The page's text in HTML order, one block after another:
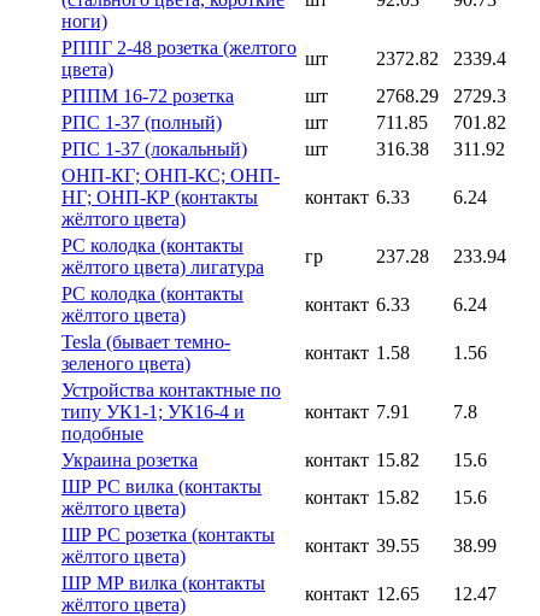
ноги)
РППГ 2-48 розетка (желтого
цвета)
шт 2372.82
2339.4
РППМ 16-72 розетка
шт 2768.29
2729.3
РПС 1-37 (полный)
шт 711.85
701.82
РПС 1-37 (локальный)
шт 316.38
311.92
ОНП-КГ; ОНП-КС; ОНП-
НГ; ОНП-КР (контакты
жёлтого цвета)
контакт 6.33 6.24
РС колодка (контакты
жёлтого цвета) лигатура
гр 237.28
233.94
РС колодка (контакты
жёлтого цвета)
контакт 6.33
6.24
Tesla (бывает темно-
зеленого цвета)
контакт 1.58
1.56
Устройства контактные по
типу УК1-1; УК16-4 и
подобные
контакт 7.91 7.8
Украина розетка контакт 15.82
15.6
ШР РС вилка (контакты
жёлтого цвета)
контакт 15.82
15.6
ШР РС розетка (контакты
жёлтого цвета)
контакт 39.55
38.99
ШР МР вилка (контакты
жёлтого цвета)
контакт 12.65
12.47